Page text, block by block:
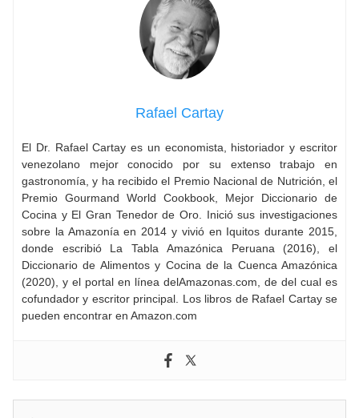
Rafael Cartay
El Dr. Rafael Cartay es un economista, historiador y escritor
venezolano mejor conocido por su extenso trabajo en
gastronomía, y ha recibido el Premio Nacional de Nutrición, el
Premio Gourmand World Cookbook, Mejor Diccionario de
Cocina y El Gran Tenedor de Oro. Inició sus investigaciones
sobre la Amazonía en 2014 y vivió en Iquitos durante 2015,
donde escribió La Tabla Amazónica Peruana (2016), el
Diccionario de Alimentos y Cocina de la Cuenca Amazónica
(2020), y el portal en línea delAmazonas.com, de del cual es
cofundador y escritor principal. Los libros de Rafael Cartay se
pueden encontrar en Amazon.com